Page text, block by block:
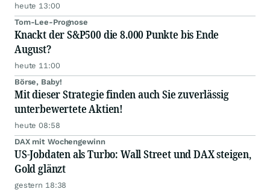
heute 13:00
Tom-Lee-Prognose
Knackt der S&P500 die 8.000 Punkte bis Ende
August?
heute 11:00
Börse, Baby!
Mit dieser Strategie finden auch Sie zuverlässig
unterbewertete Aktien!
heute 08:58
DAX mit Wochengewinn
US-Jobdaten als Turbo: Wall Street und DAX steigen,
Gold glänzt
gestern 18:38